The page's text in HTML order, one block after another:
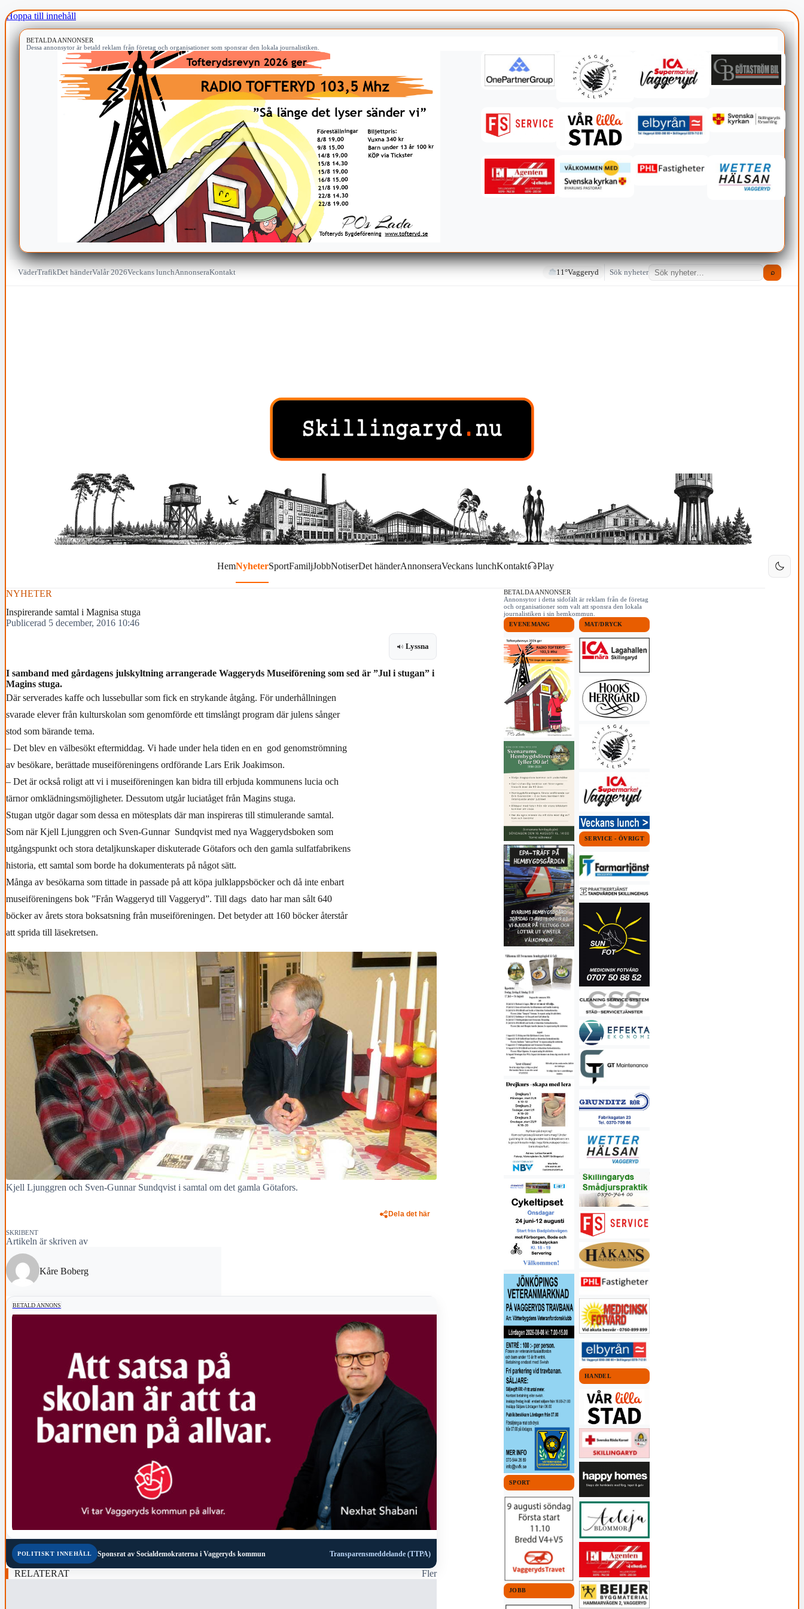
Hoppa till innehåll
BETALDA ANNONSER
Dessa annonsytor är betald reklam från företag och organisationer som sponsrar den lokala journalistiken.
VäderTrafikDet händerValår 2026Veckans lunchAnnonseraKontakt 11°Vaggeryd Sök nyheter ⌕
HemNyheterSportFamiljJobbNotiserDet händerAnnonseraVeckans lunchKontakt Play
NYHETER
Inspirerande samtal i Magnisa stuga
Publicerad 5 december, 2016 10:46
Lyssna
I samband med gårdagens julskyltning arrangerade Waggeryds Museiförening som sed är ”Jul i stugan” i
Magins stuga.
Där serverades kaffe och lussebullar som fick en strykande åtgång. För underhållningen
svarade elever från kulturskolan som genomförde ett timslångt program där julens sånger
stod som bärande tema.
– Det blev en välbesökt eftermiddag. Vi hade under hela tiden en en god genomströmning
av besökare, berättade museiföreningens ordförande Lars Erik Joakimson.
– Det är också roligt att vi i museiföreningen kan bidra till erbjuda kommunens lucia och
tärnor omklädningsmöjligheter. Dessutom utgår luciatåget från Magins stuga.
Stugan utgör dagar som dessa en mötesplats där man inspireras till stimulerande samtal.
Som när Kjell Ljunggren och Sven-Gunnar Sundqvist med nya Waggerydsboken som
utgångspunkt och stora detaljkunskaper diskuterade Götafors och den gamla sulfatfabrikens
historia, ett samtal som borde ha dokumenterats på något sätt.
Många av besökarna som tittade in passade på att köpa julklappsböcker och då inte enbart
museiföreningens bok ”Från Waggeryd till Vaggeryd”. Till dags dato har man sålt 640
böcker av årets stora boksatsning från museiföreningen. Det betyder att 160 böcker återstår
att sprida till läsekretsen.
Kjell Ljunggren och Sven-Gunnar Sundqvist i samtal om det gamla Götafors.
Dela det här
SKRIBENT
Artikeln är skriven av
Kåre Boberg
BETALD ANNONS
POLITISKT INNEHÅLL Sponsrat av Socialdemokraterna i Vaggeryds kommun Transparensmeddelande (TTPA)
RELATERAT Fler
BETALDA ANNONSER
Annonsytor i detta sidofält är reklam från de företag
och organisationer som valt att sponsra den lokala
journalistiken i sin hemkommun.
EVENEMANG
SPORT
JOBB
MAT/DRYCK
SERVICE - ÖVRIGT
HANDEL